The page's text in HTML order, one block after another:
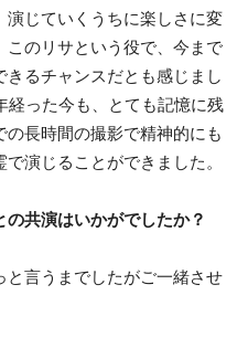
じていくうちに楽しさに変
このリサという役で、今まで
きるチャンスだとも感じまし
経った今も、とても記憶に残
長時間の撮影で精神的にも
演じることができました。
共演はいかがでしたか？
言うまでしたがご一緒させ